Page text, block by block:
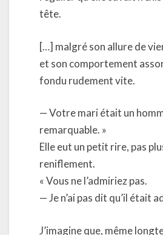
tête.
[…] malgré son allure de
et son comportement
fondu rudement vite.
— Votre mari était un
remarquable. »
Elle eut un petit rire, pas
reniflement.
« Vous ne l’admiriez pas.
— Je n’ai pas dit qu’il était
J’imagine que, même